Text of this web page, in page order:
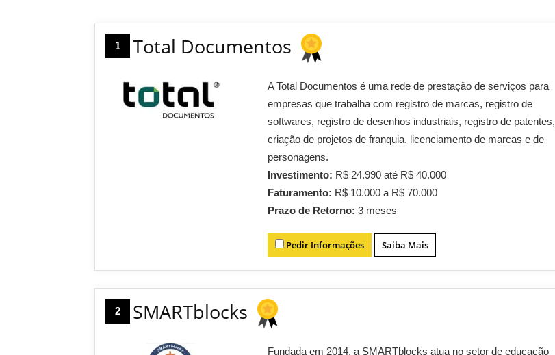
1 Total Documentos
A Total Documentos é uma rede de prestação de serviços para
empresas que trabalha com registro de marcas, registro de
softwares, registro de desenhos industriais, registro de patentes,
criação de projetos de franquia, licenciamento de marcas e de
personagens.
Investimento: R$ 24.990 até R$ 40.000
Faturamento: R$ 10.000 a R$ 70.000
Prazo de Retorno:3 meses
Pedir Informações Saiba Mais
2 SMARTblocks
Fundada em 2014, a SMARTblocks atua no setor de educação